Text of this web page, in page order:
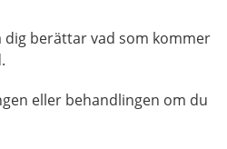
dig berättar vad som kommer
eller behandlingen om du